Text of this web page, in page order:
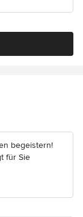
begeistern!
für Sie